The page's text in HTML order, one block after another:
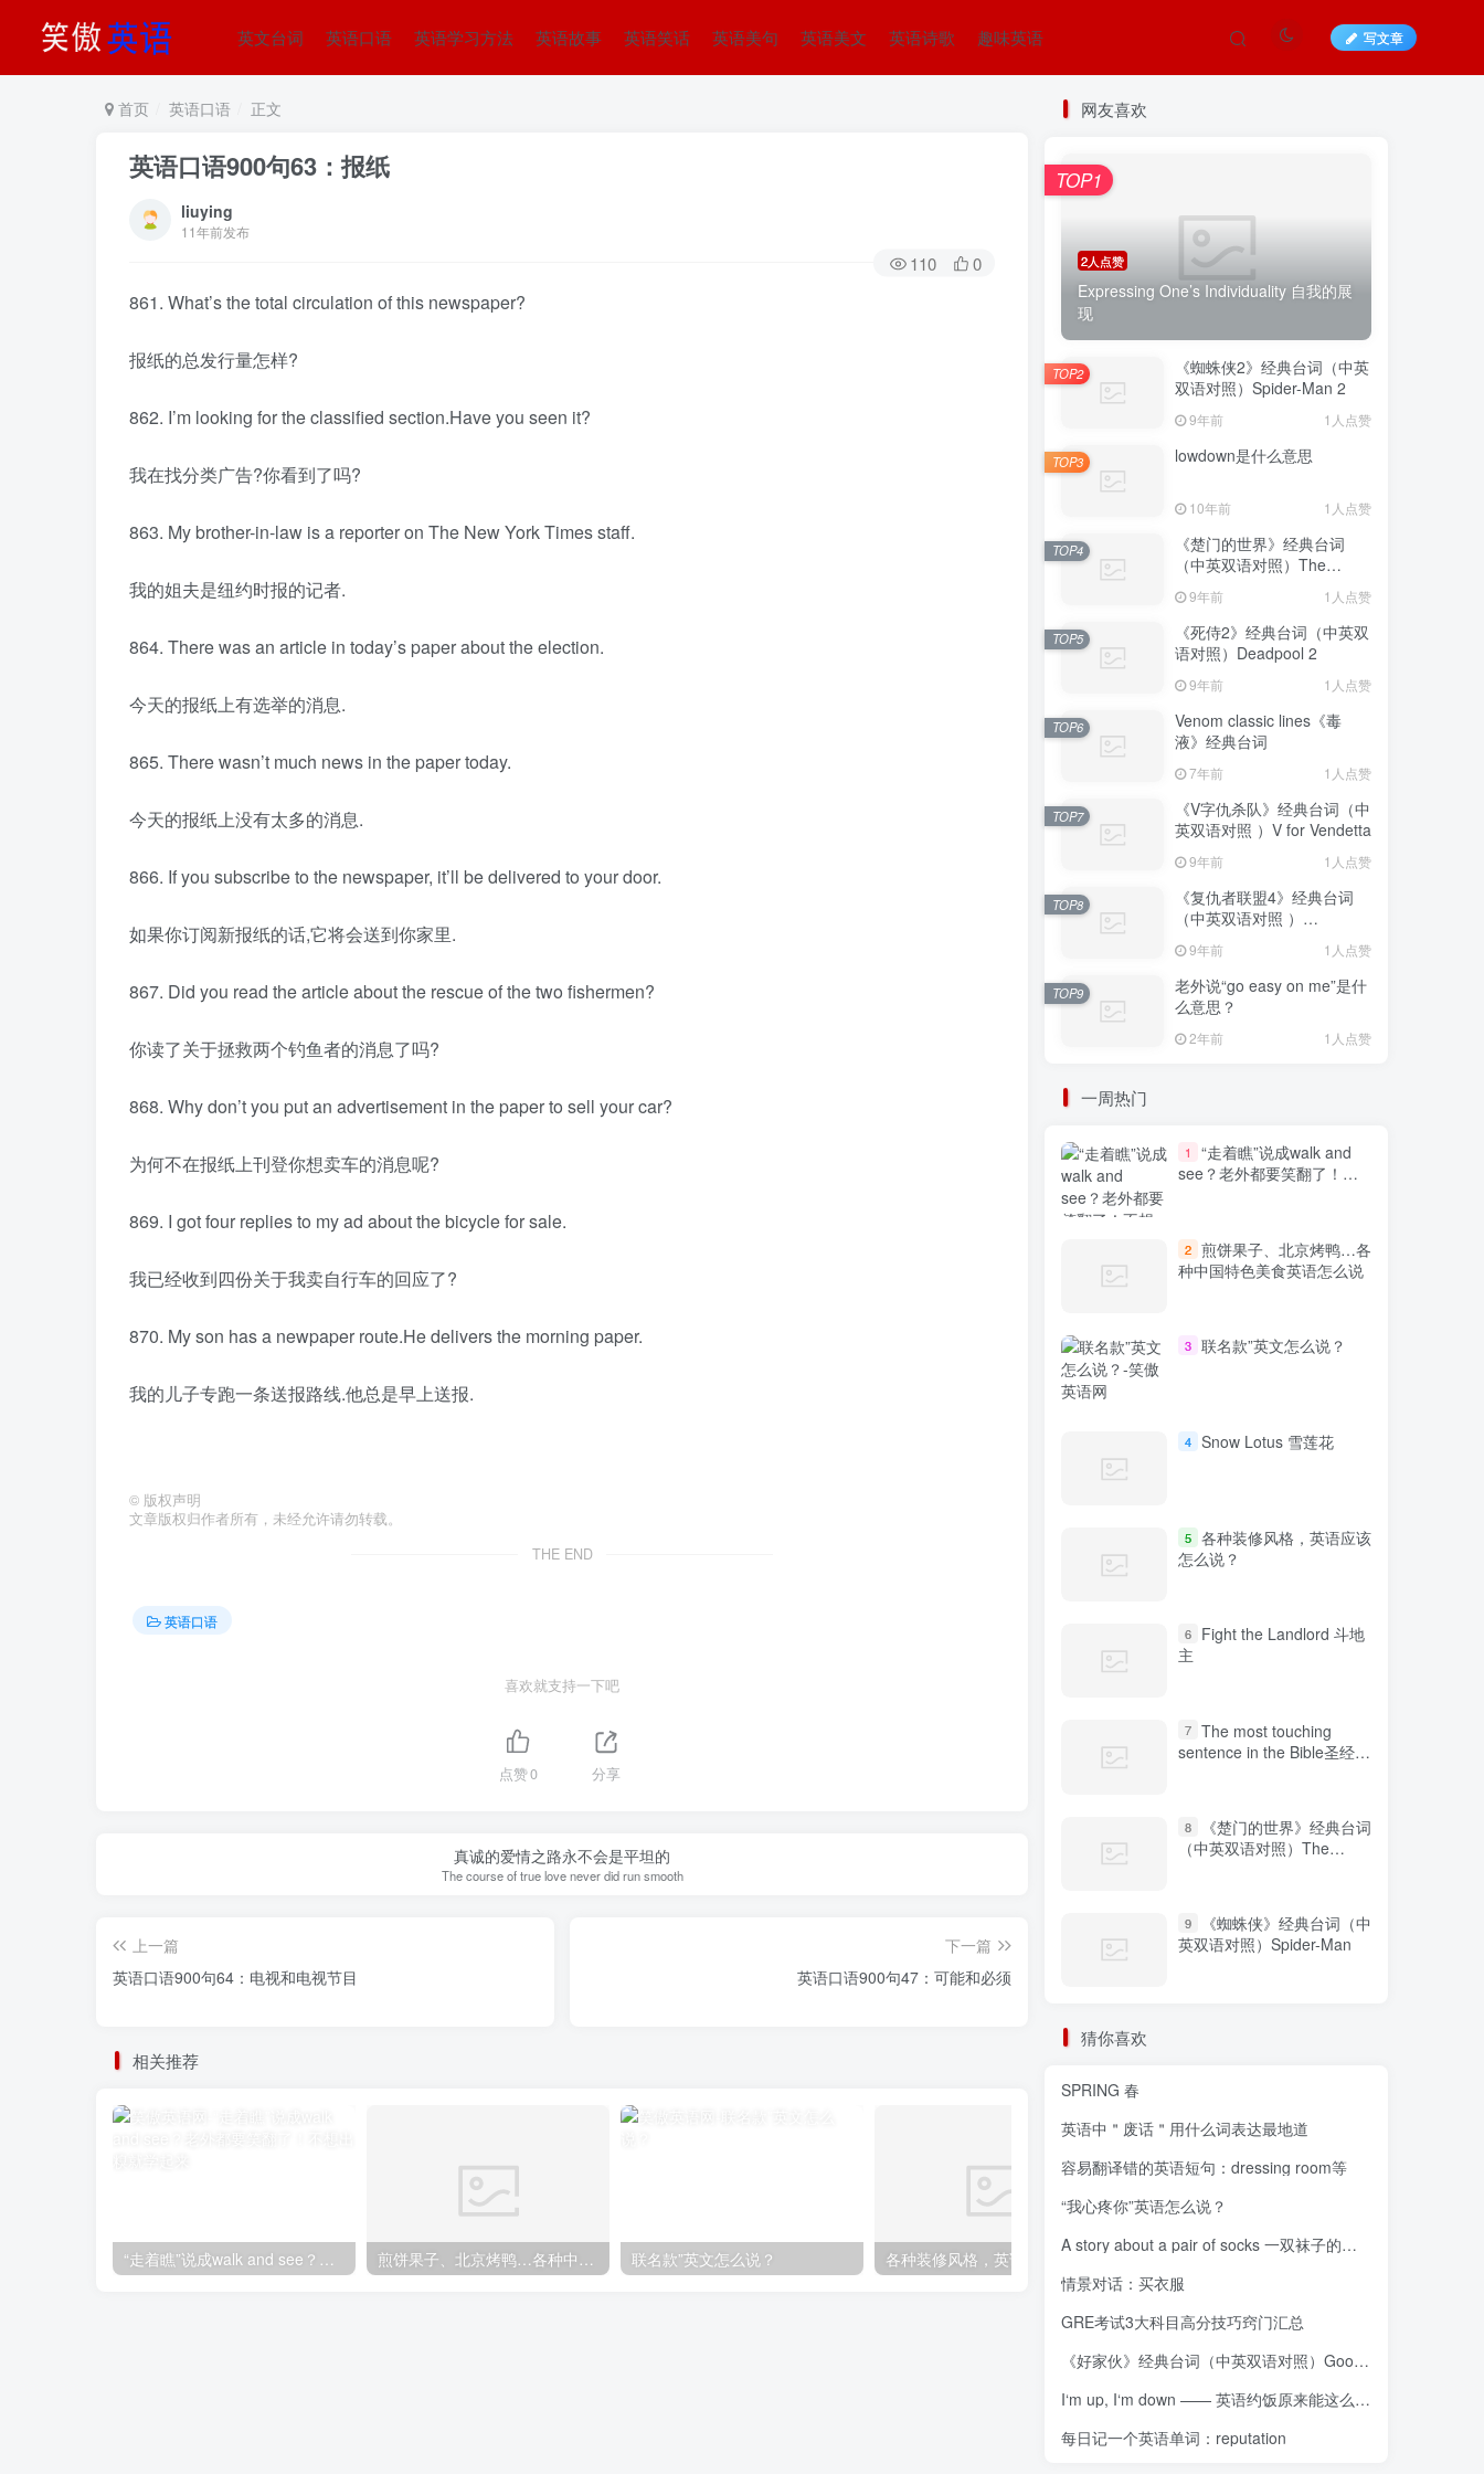
英文台词 英语口语 英语学习方法 英语故事 英语笑话 英语美句 英语美文 英语诗歌 趣味英语 写文章
首页 英语口语 正文
英语口语900句63：报纸
liuying
11年前发布
110 0
861. What’s the total circulation of this newspaper?
报纸的总发行量怎样?
862. I’m looking for the classified section.Have you seen it?
我在找分类广告?你看到了吗?
863. My brother-in-law is a reporter on The New York Times staff.
我的姐夫是纽约时报的记者.
864. There was an article in today’s paper about the election.
今天的报纸上有选举的消息.
865. There wasn’t much news in the paper today.
今天的报纸上没有太多的消息.
866. If you subscribe to the newspaper, it’ll be delivered to your door.
如果你订阅新报纸的话,它将会送到你家里.
867. Did you read the article about the rescue of the two fishermen?
你读了关于拯救两个钓鱼者的消息了吗?
868. Why don’t you put an advertisement in the paper to sell your car?
为何不在报纸上刊登你想卖车的消息呢?
869. I got four replies to my ad about the bicycle for sale.
我已经收到四份关于我卖自行车的回应了?
870. My son has a newpaper route.He delivers the morning paper.
我的儿子专跑一条送报路线.他总是早上送报.
© 版权声明
文章版权归作者所有，未经允许请勿转载。
THE END
英语口语
喜欢就支持一下吧
点赞0 分享
真诚的爱情之路永不会是平坦的
The course of true love never did run smooth
上一篇
英语口语900句64：电视和电视节目
下一篇
英语口语900句47：可能和必须
相关推荐
煎饼果子、北京烤鸭…各种中国特色美食英语怎么说 联名款”英文怎么说？ 各种装修风格，英语应该怎么说？ “鼓掌”、“热烈欢迎”的表达方式你知道几种？
网友喜欢
2人点赞
Expressing One’s Individuality 自我的展
现
TOP1
《蜘蛛侠2》经典台词（中英
双语对照）Spider-Man 2
9年前 1人点赞
TOP2
lowdown是什么意思
10年前 1人点赞
TOP3
《楚门的世界》经典台词
（中英双语对照）The
9年前 1人点赞
TOP4
《死侍2》经典台词（中英双
语对照）Deadpool 2
9年前 1人点赞
TOP5
Venom classic lines《毒
液》经典台词
7年前 1人点赞
TOP6
《V字仇杀队》经典台词（中
英双语对照 ）V for Vendetta
9年前 1人点赞
TOP7
《复仇者联盟4》经典台词
（中英双语对照 ）
Avengers: Endgame
9年前 1人点赞
TOP8
老外说“go easy on me”是什
么意思？
2年前 1人点赞
TOP9
一周热门
1
“走着瞧”说成walk and
see？老外都要笑翻了！不
2 煎饼果子、北京烤鸭…各
种中国特色美食英语怎么说
3 联名款”英文怎么说？
4 Snow Lotus 雪莲花
5 各种装修风格，英语应该
怎么说？
6
Fight the Landlord 斗地
主
7 The most touching
sentence in the Bible圣经中
8
《楚门的世界》经典台词
（中英双语对照）The
9
《蜘蛛侠》经典台词（中
英双语对照）Spider-Man
猜你喜欢
SPRING 春
英语中＂废话＂用什么词表达最地道
容易翻译错的英语短句：dressing room等
“我心疼你”英语怎么说？
A story about a pair of socks 一双袜子的故事
情景对话：买衣服
GRE考试3大科目高分技巧窍门汇总
《好家伙》经典台词（中英双语对照）Goodfellas
I‘m up, I‘m down —— 英语约饭原来能这么说！
每日记一个英语单词：reputation